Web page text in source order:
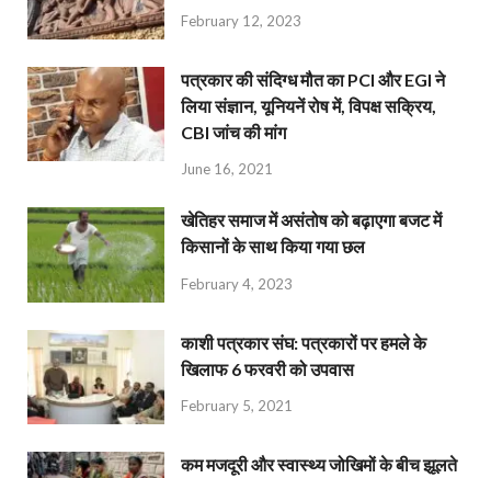
February 12, 2023
पत्रकार की संदिग्ध मौत का PCI और EGI ने
लिया संज्ञान, यूनियनें रोष में, विपक्ष सक्रिय,
CBI जांच की मांग
June 16, 2021
खेतिहर समाज में असंतोष को बढ़ाएगा बजट में
किसानों के साथ किया गया छल
February 4, 2023
काशी पत्रकार संघ: पत्रकारों पर हमले के
खिलाफ 6 फरवरी को उपवास
February 5, 2021
कम मजदूरी और स्वास्थ्य जोखिमों के बीच झूलते